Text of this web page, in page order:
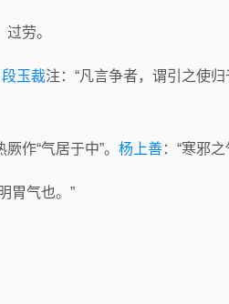
劳。
段玉裁注：“凡言争者，谓引之使
作“气居于中”。 杨上善：“寒邪
胃气也。”